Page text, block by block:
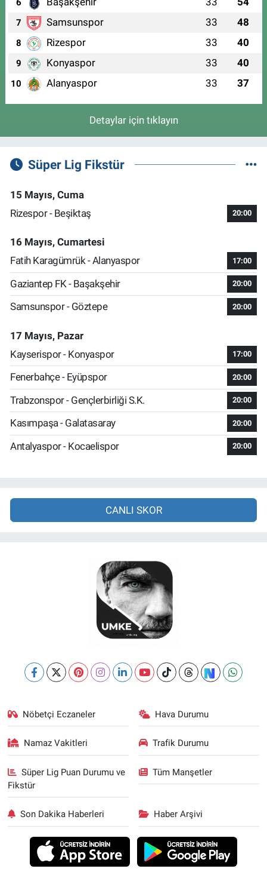
6
7 Samsunspor 33 48
8 Rizespor 33 40
9 Konyaspor 33 40
10 Alanyaspor 33 37
Detaylar için tıklayın
Süper Lig Fikstür
15 Mayıs, Cuma
Rizespor - Beşiktaş
20:00
16 Mayıs, Cumartesi
Fatih Karagümrük - Alanyaspor
17:00
Gaziantep FK - Başakşehir 20:00
Samsunspor - Göztepe 20:00
17 Mayıs, Pazar
Kayserispor - Konyaspor
17:00
Fenerbahçe - Eyüpspor 20:00
Trabzonspor - Gençlerbirliği S.K. 20:00
Kasımpaşa - Galatasaray 20:00
Antalyaspor - Kocaelispor 20:00
CANLI SKOR
Nöbetçi Eczaneler Hava Durumu
Namaz Vakitleri Trafik Durumu
Süper Lig Puan Durumu ve
Fikstür
Tüm Manşetler
Son Dakika Haberleri Haber Arşivi